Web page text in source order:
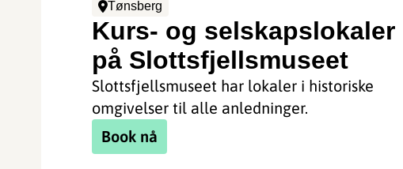
Tønsberg
Kurs- og selskapslokaler
på Slottsfjellsmuseet
Slottsfjellsmuseet har lokaler i historiske
omgivelser til alle anledninger.
Book nå